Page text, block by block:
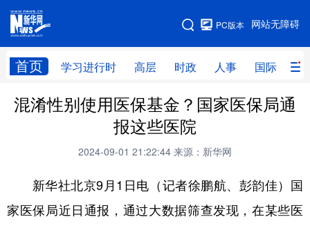
网站无障碍
PC版本
首页 学习进行时 高层 时政 人事 国际 财
网站地图
学习进行时 高层 时政 人事
财经 网评
科技 科创 量子 体育
文化 书画 健康 军事
混淆性别使用医保基金？国家医保局通
报这些医院
2024-09-01 21:22:44 来源：新华网
新华社北京9月1日电（记者徐鹏航、彭韵佳）国
家医保局近日通报，通过大数据筛查发现，在某些医